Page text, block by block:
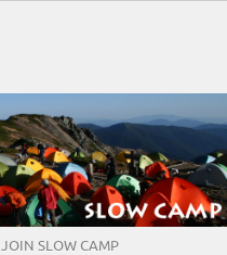
JOIN SLOW CAMP